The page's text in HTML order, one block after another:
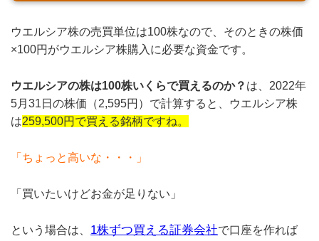
ウエルシア株の売買単位は100株なので、そのときの株価
×100円がウエルシア株購入に必要な資金です。
ウエルシアの株は100株いくらで買えるのか？ は、2022年
5月31日の株価（2,595円）で計算すると、ウエルシア株
は259,500円で買える銘柄ですね。
「ちょっと高いな・・・」
「買いたいけどお金が足りない」
という場合は、 1株ずつ買える証券会社で口座を作れば